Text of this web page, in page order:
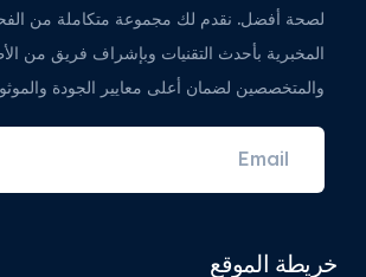
لصحة أفضل. نقدم لك مجموعة متكاملة من
المخبرية بأحدث التقنيات وبإشراف فريق من
والمتخصصين لضمان أعلى معايير الجودة
خريطة الموقع